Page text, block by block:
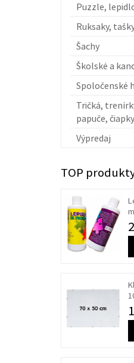
Puzzle,
Ruksaky,
Šachy
Školské a
Spoločenské
Tričká,
papuče, čiapky
Výpredaj
TOP